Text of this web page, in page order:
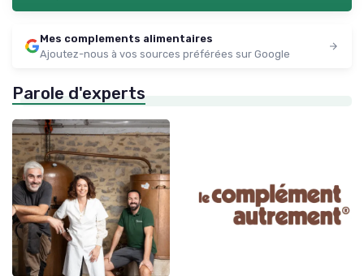
Mes complements alimentaires
Ajoutez-nous à vos sources préférées sur Google
Parole d'experts